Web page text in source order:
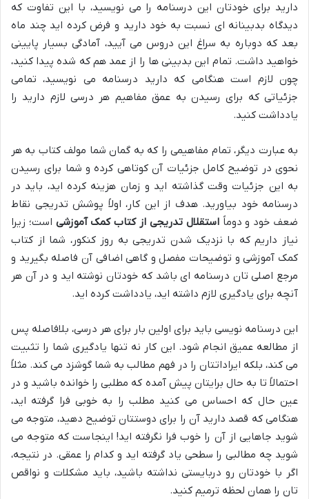
دارید برای خودتان این درسنامه را می نویسید، با این تفاوت که
دیدگاه بدبینانه ای نسبت به خود دارید و فرض کرده اید چند ماه
بعد که دوباره به سراغ این دروس می آیید، آمادگی بسیار پایینی
خواهید داشت. تمام این بدبینی ها را از عمد هم که شده پیدا کنید،
چون لازم است هنگامی که دارید درسنامه می نویسید، تمامی
جزئیاتی که برای رسیدن به عمق مفاهیم هر درسی لازم دارید را
یادداشت کنید.
به عبارت دیگر، تمام مفاهیمی را که به گمان شما مولف کتاب به هر
نحوی در توضیح کامل جزئیات آن کوتاهی کرده و شما برای رسیدن
به این جزئیات وقت گذاشته اید و زمان هزینه کرده اید، باید در
درسنامه خود بیاورید. هدف از این کار، اولاً پوشش تدریجی نقاط
ضعف خود و دوماًاستقلال تدریجی از کتاب کمک آموزشی است؛ زیرا
نیاز داریم که با نزدیک شدن تدریجی به روز کنکور، شما از کتاب
کمک آموزشی و توضیحات مفصل و گاهی اضافی آن فاصله بگیرید و
مرجع اصلی تان درسنامه ای باشد که خودتان نوشته اید و در آن هر
آنچه برای یادگیری لازم داشته اید، یادداشت کرده اید.
این درسنامه نویسی باید برای اولین بار برای هر درسی، بلافاصله پس
از مطالعه عمیق انجام شود. این کار نه تنها یادگیری شما را تثبیت
می کند، بلکه ایراداتتان را در فهم مطالب به شما گوشزد می کند. مثلاً
احتمالاً تا به حال برایتان پیش آمده که مطلبی را خوانده باشید و در
عین حال که احساس می کنید مطلب را به خوبی فرا گرفته اید،
هنگامی که قصد دارید آن را برای دوستتان توضیح دهید، متوجه می
شوید جاهایی از آن را خوب فرا نگرفته اید! اینجاست که متوجه می
شوید چه مطالبی را سطحی یاد گرفته اید و کدام را عمقی. در نتیجه،
اگر با خودتان رو دربایستی نداشته باشید، باید مشکلات و نواقص
تان را همان لحظه ترمیم کنید.